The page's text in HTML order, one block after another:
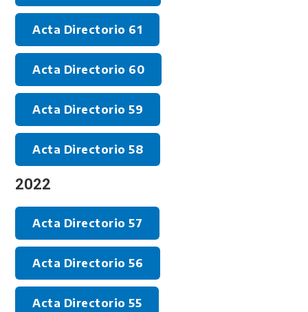
Acta Directorio 61
Acta Directorio 60
Acta Directorio 59
Acta Directorio 58
2022
Acta Directorio 57
Acta Directorio 56
Acta Directorio 55